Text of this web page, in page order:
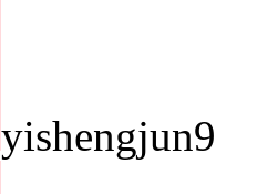
yishengjun9